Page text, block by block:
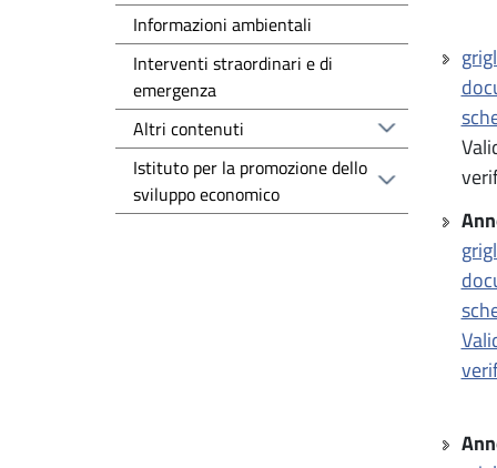
Informazioni ambientali
Interventi straordinari e di
emergenza
Altri contenuti
Istituto per la promozione dello
sviluppo economico